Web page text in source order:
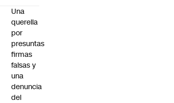
Una
querella
por
presuntas
firmas
falsas y
una
denuncia
del